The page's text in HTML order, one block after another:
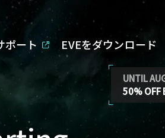
ポート EVEをダウンロード
UNTIL
50% OFF